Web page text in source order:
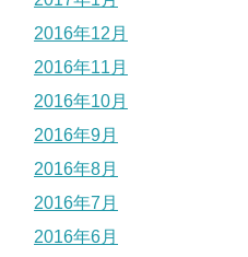
2016年12月
2016年11月
2016年10月
2016年9月
2016年8月
2016年7月
2016年6月